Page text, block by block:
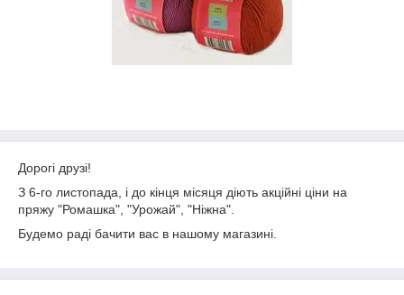
Дорогі друзі!
З 6-го листопада, і до кінця місяця діють акційні ціни на
пряжу "Ромашка", "Урожай", "Ніжна".
Будемо раді бачити вас в нашому магазині.